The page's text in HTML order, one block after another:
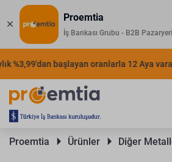
Proemtia
İş Bankası Grubu - B2B Pazaryeri
başlayan oranlarla 12 Aya
Proemtia Ürünler Diğer